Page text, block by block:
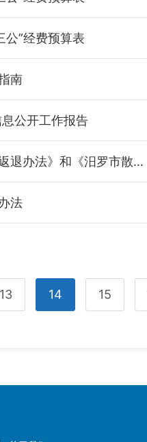
公”经费预算表
南
公开工作报告
《汨罗市新型墙体材料专项基金返退办法》和《汨罗市散装水泥专项资金返退办法》
法
13 14 15